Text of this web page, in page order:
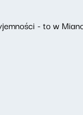
- to w